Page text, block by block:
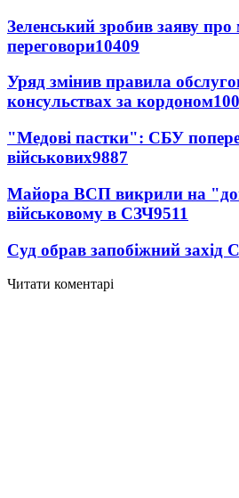
Зеленський зробив заяву про
переговори10409
Уряд змінив правила
консульствах за кордоном
"Медові пастки": СБУ
військових9887
Майора ВСП викрили на
військовому в СЗЧ9511
Суд обрав запобіжний захід
Читати коментарі